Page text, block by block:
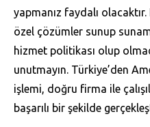
yapmanız faydalı
özel çözümler sunup
hizmet politikası olup
unutmayın. Türkiye’den
işlemi, doğru firma ile
başarılı bir şekilde